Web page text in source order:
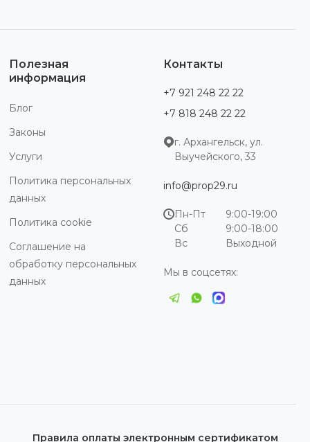
Полезная
информация
Блог
Законы
Услуги
Политика персональных
данных
Политика cookie
Соглашение на
обработку персональных
данных
Контакты
+7 921 248 22 22
+7 818 248 22 22
г. Архангельск, ул.
Выучейского, 33
info@prop29.ru
Пн-Пт
9:00-19:00
Сб
9:00-18:00
Вс
Выходной
Мы в соцсетях:
Правила оплаты электронным сертификатом